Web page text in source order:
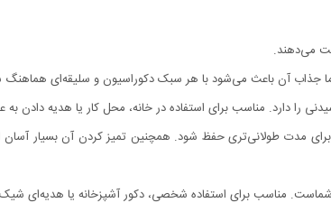
آن باعث می‌شود با هر سبک دکوراسیون و سلیقه‌ای هماهنگ
را دارد. مناسب برای استفاده در خانه، محل کار یا هدیه دادن به
مدت طولانی‌تری حفظ شود. همچنین تمیز کردن آن بسیار آسان